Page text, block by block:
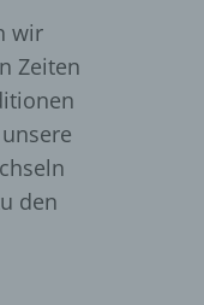
wir
Zeiten
den